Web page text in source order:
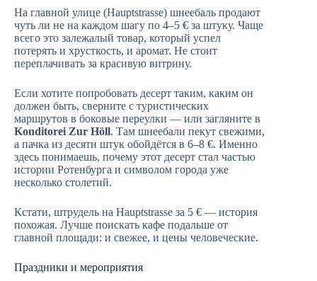
На главной улице (Hauptstrasse) шнеебаль продают
чуть ли не на каждом шагу по 4–5 € за штуку. Чаще
всего это залежалый товар, который успел
потерять и хрусткость, и аромат. Не стоит
переплачивать за красивую витрину.
Если хотите попробовать десерт таким, каким он
должен быть, сверните с туристических
маршрутов в боковые переулки — или загляните в
Konditorei Zur Höll. Там шнеебали пекут свежими,
а пачка из десяти штук обойдётся в 6–8 €. Именно
здесь понимаешь, почему этот десерт стал частью
истории Ротенбурга и символом города уже
несколько столетий.
Кстати, штрудель на Hauptstrasse за 5 € — история
похожая. Лучше поискать кафе подальше от
главной площади: и свежее, и цены человеческие.
Праздники и мероприятия